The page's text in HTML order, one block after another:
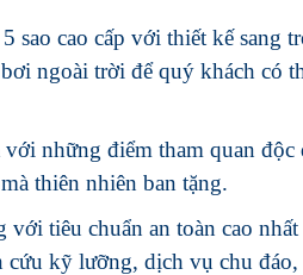
sao cao cấp với thiết kế sang
ngoài trời để quý khách có
những điểm tham quan độc
thiên nhiên ban tặng.
tiêu chuẩn an toàn cao nhất
cứu kỹ lưỡng, dịch vụ chu